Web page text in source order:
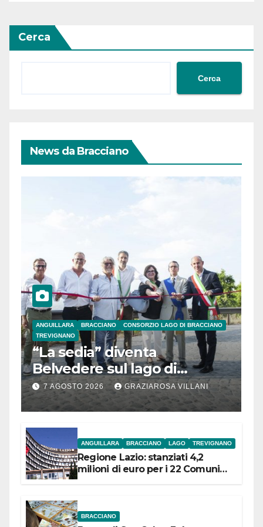
Cerca
Cerca
News da Bracciano
ANGUILLARA BRACCIANO
CONSORZIO LAGO DI BRACCIANO
TREVIGNANO
“La sedia” diventa
Belvedere sul lago di
Bracciano: ieri
l’inaugurazione
7 AGOSTO 2026 GRAZIAROSA VILLANI
ANGUILLARA BRACCIANO LAGO TREVIGNANO
Regione Lazio: stanziati 4,2
milioni di euro per i 22 Comuni
BRACCIANO